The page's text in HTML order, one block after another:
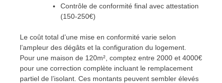
Contrôle de conformité final avec attestation
(150-250€)
Le coût total d’une mise en conformité varie selon
l’ampleur des dégâts et la configuration du logement.
Pour une maison de 120m², comptez entre 2000 et 4000€
pour une correction complète incluant le remplacement
partiel de l’isolant. Ces montants peuvent sembler élevés